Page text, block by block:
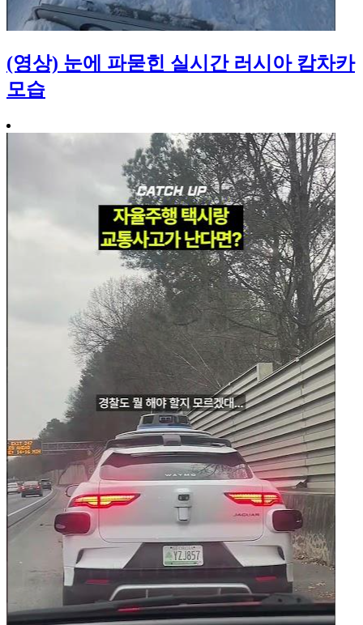
(영상) 눈에 파묻힌 실시간 러시아 캄차카
모습